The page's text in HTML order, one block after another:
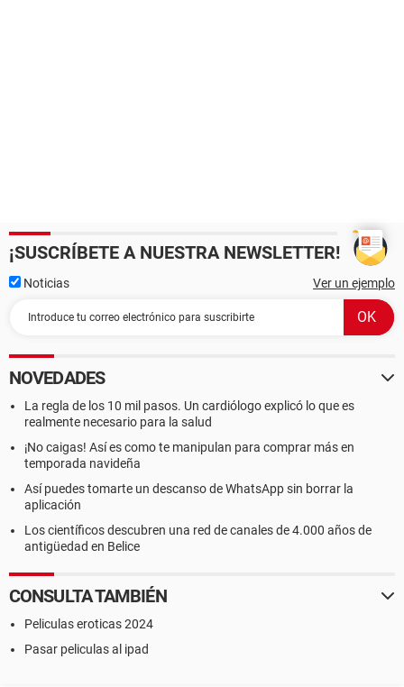
¡SUSCRÍBETE A NUESTRA NEWSLETTER!
Noticias Ver un ejemplo
NOVEDADES
La regla de los 10 mil pasos. Un cardiólogo explicó lo que es
realmente necesario para la salud
¡No caigas! Así es como te manipulan para comprar más en
temporada navideña
Así puedes tomarte un descanso de WhatsApp sin borrar la
aplicación
Los científicos descubren una red de canales de 4.000 años de
antigüedad en Belice
CONSULTA TAMBIÉN
Peliculas eroticas 2024
Pasar peliculas al ipad